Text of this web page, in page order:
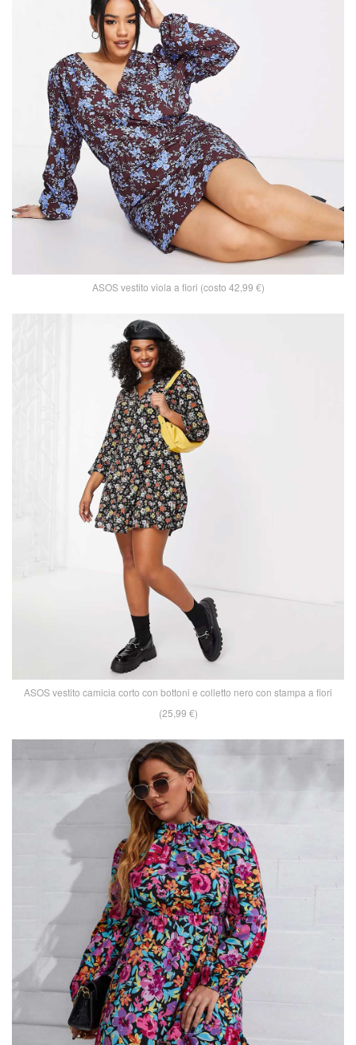
ASOS vestito viola a fiori (costo 42,99 €)
ASOS vestito camicia corto con bottoni e colletto nero con stampa a fiori
(25,99 €)